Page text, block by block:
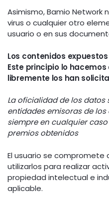
Asimismo, Bamio Network
virus o cualquier otro
usuario o en sus
Los contenidos
Este principio lo
libremente los han
La oficialidad de los
entidades emisoras de los
siempre en cualquier
premios obtenidos
El usuario se
utilizarlos para realizar
propiedad intelectual e
aplicable.